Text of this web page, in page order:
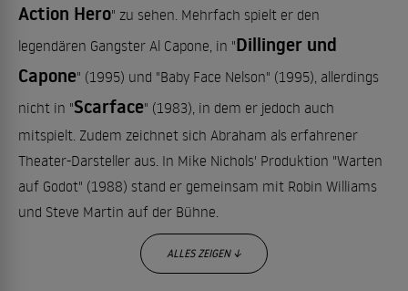
Action Hero" zu sehen. Mehrfach spielt er den
legendären Gangster Al Capone, in "Dillinger und
Capone" (1995) und "Baby Face Nelson" (1995), allerdings
nicht in "Scarface" (1983), in dem er jedoch auch
mitspielt. Zudem zeichnet sich Abraham als erfahrener
Theater-Darsteller aus. In Mike Nichols' Produktion "Warten
auf Godot" (1988) stand er gemeinsam mit Robin Williams
und Steve Martin auf der Bühne.
ALLES ZEIGEN ↓